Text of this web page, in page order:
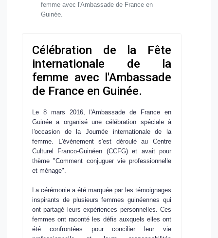
femme avec l'Ambassade de France en
Guinée.
Célébration de la Fête
internationale de la
femme avec l'Ambassade
de France en Guinée.
Le 8 mars 2016, l'Ambassade de France en
Guinée a organisé une célébration spéciale à
l'occasion de la Journée internationale de la
femme. L'événement s'est déroulé au Centre
Culturel Franco-Guinéen (CCFG) et avait pour
thème "Comment conjuguer vie professionnelle
et ménage".
La cérémonie a été marquée par les témoignages
inspirants de plusieurs femmes guinéennes qui
ont partagé leurs expériences personnelles. Ces
femmes ont raconté les défis auxquels elles ont
été confrontées pour concilier leur vie